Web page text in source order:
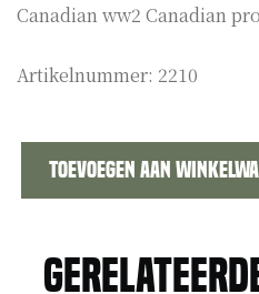
Canadian ww2 Canadian
Artikelnummer: 2210
provost
Toevoegen aan